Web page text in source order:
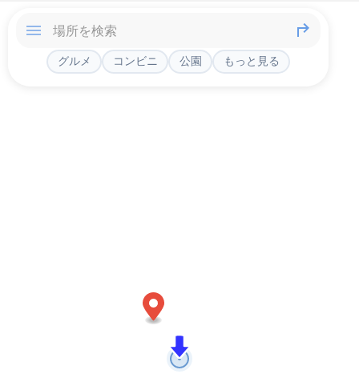
グルメ コンビニ 公園 もっと見る